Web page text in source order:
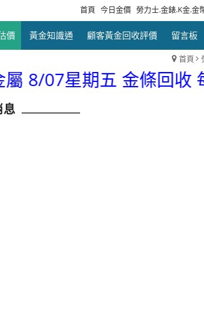
首頁 今日金價 勞力士.金錶.K金.金
價 黃金知識通 顧客黃金回收評價 留言板
首頁
8/07星期五 金條回收
息